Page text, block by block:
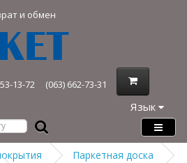
и обмен
13-72 (063) 662-73-31
Язык
Паркетная доска